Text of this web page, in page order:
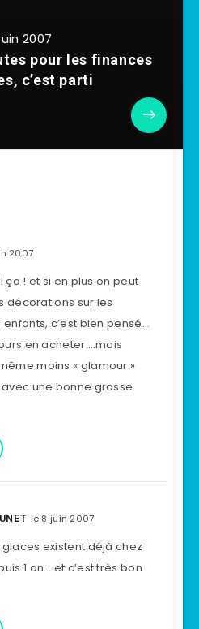
2007
pour les finances
c’est parti
2007
ça ! et si en plus on peut
décorations sur les
c’est bien pensé…
en acheter….mais
moins « glamour »
avec une bonne grosse
le 8 juin 2007
existent déjà chez
1 an… et c’est très bon